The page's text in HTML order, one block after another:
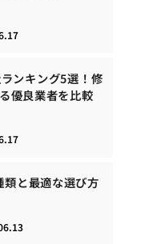
ンキング5選！修
優良業者を比較
と最適な選び方